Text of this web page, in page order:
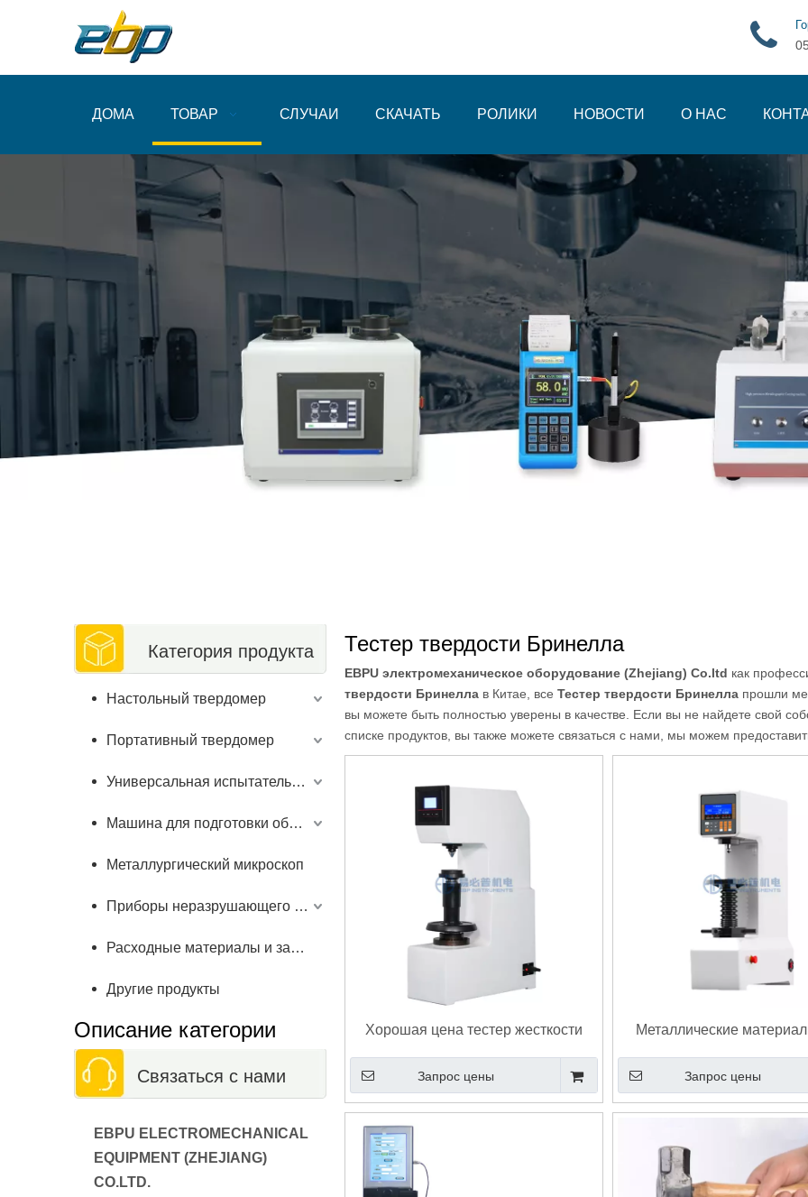
ДОМА ТОВАР СЛУЧАИ СКАЧАТЬ РОЛИКИ НОВОСТИ О НАС
Категория продукта
Настольный твердомер
Портативный твердомер
Универсальная испытательная машина
Машина для подготовки образцов
Металлургический микроскоп
Приборы неразрушающего контроля
Расходные материалы и запчасти
Другие продукты
Описание категории
Связаться с нами
EBPU ELECTROMECHANICAL
EQUIPMENT (ZHEJIANG)
CO.LTD.
Тестер твердости Бринелла
EBPU электромеханическое оборудование (Zhejiang) Co.ltd как
твердости Бринелла в Китае, все Тестер твердости Бринелла прошли
вы можете быть полностью уверены в качестве. Если вы не найдете свой
списке продуктов, вы также можете связаться с нами, мы можем
Хорошая цена тестер жесткости
Brinell Easy Maintenge
Запрос цены
Металлические
тестирования жесткости
6506
Запрос цены